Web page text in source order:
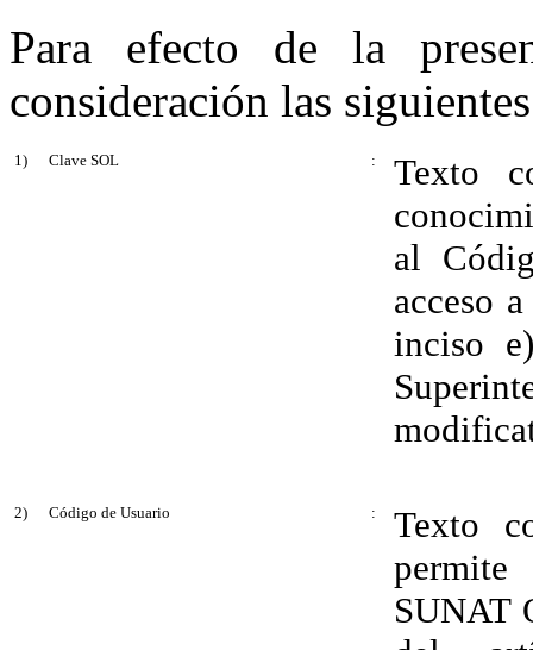
Para efecto de la
consideración las
1) Clave SOL :
Texto
al
acceso
inciso
2) Código de Usuario :
Texto
SUNAT